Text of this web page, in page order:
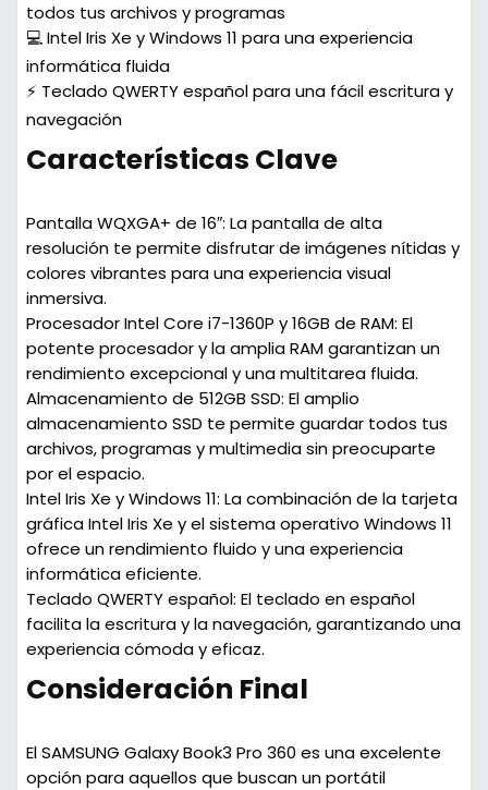
todos tus archivos y programas
💻 Intel Iris Xe y Windows 11 para una experiencia
informática fluida
⚡ Teclado QWERTY español para una fácil escritura y
navegación
Características Clave
Pantalla WQXGA+ de 16″: La pantalla de alta
resolución te permite disfrutar de imágenes nítidas y
colores vibrantes para una experiencia visual
inmersiva.
Procesador Intel Core i7-1360P y 16GB de RAM: El
potente procesador y la amplia RAM garantizan un
rendimiento excepcional y una multitarea fluida.
Almacenamiento de 512GB SSD: El amplio
almacenamiento SSD te permite guardar todos tus
archivos, programas y multimedia sin preocuparte
por el espacio.
Intel Iris Xe y Windows 11: La combinación de la tarjeta
gráfica Intel Iris Xe y el sistema operativo Windows 11
ofrece un rendimiento fluido y una experiencia
informática eficiente.
Teclado QWERTY español: El teclado en español
facilita la escritura y la navegación, garantizando una
experiencia cómoda y eficaz.
Consideración Final
El SAMSUNG Galaxy Book3 Pro 360 es una excelente
opción para aquellos que buscan un portátil